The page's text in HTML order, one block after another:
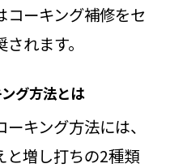
ーキング補修をセ
れます。
グ方法とは
キング方法には、
と増し打ちの2種類